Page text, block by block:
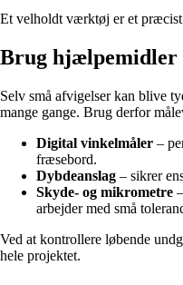
Et velholdt værktøj er et
Brug hjælpemidler
Selv små afvigelser kan blive
mange gange. Brug derfor
Digital vinkelmåler –
fræsebord.
Dybdeanslag – sikrer
Skyde- og mikrometre
arbejder med små
Ved at kontrollere løbende
hele projektet.